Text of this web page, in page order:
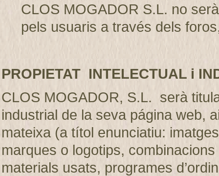
CLOS MOGADOR S.L. no
pels usuaris a través dels
PROPIETAT INTELECTUAL i
CLOS MOGADOR, S.L. serà
industrial de la seva página web,
mateixa (a títol enunciatiu:
marques o logotips,
materials usats, programes